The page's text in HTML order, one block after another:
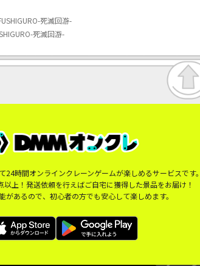
死滅回游-
死滅回游-
24時間オンラインクレーンゲームが楽しめるサービスです
上！発送依頼を行えばご自宅に獲得した景品をお届け！
があるので、初心者の方でも安心して楽しめます。